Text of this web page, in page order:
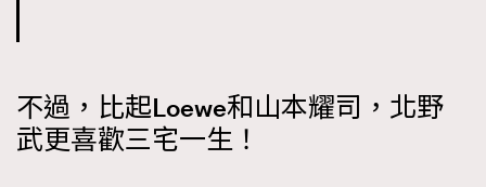
不過，比起Loewe和山本耀司，北野
武更喜歡三宅一生！